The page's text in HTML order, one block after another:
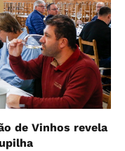
de Vinhos revela